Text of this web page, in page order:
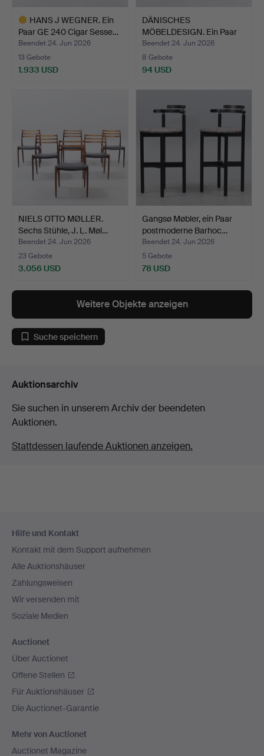
HANS J WEGNER. Ein
Paar GE 240 Cigar Sesse…
Beendet 24. Jun 2026
13 Gebote
1.933 USD
DÄNISCHES
MÖBELDESIGN. Ein Paar
Esszimmers…
Beendet 24. Jun 2026
8 Gebote
94 USD
NIELS OTTO MØLLER.
Sechs Stühle, J. L. Møl…
Beendet 24. Jun 2026
23 Gebote
3.056 USD
Gangsø Møbler, ein Paar
postmoderne Barhoc…
Beendet 24. Jun 2026
5 Gebote
78 USD
Weitere Objekte anzeigen
Suche speichern
Auktionsarchiv
Sie suchen in unserem Archiv der beendeten
Auktionen.
Stattdessen laufende Auktionen anzeigen.
Navigation
Hilfe und Kontakt
Kontakt mit dem Support aufnehmen
Alle Auktionshäuser
Zahlungsweisen
Wir versenden mit
Soziale Medien
Auctionet
Über Auctionet
Offene Stellen
Für Auktionshäuser
Die Auctionet-Garantie
Mehr von Auctionet
Auctionet Magazine